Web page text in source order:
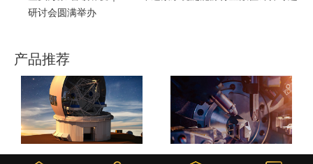
研讨会圆满举办
产品推荐
SOLIDWORKS 3D CAD DELMIAWORKS